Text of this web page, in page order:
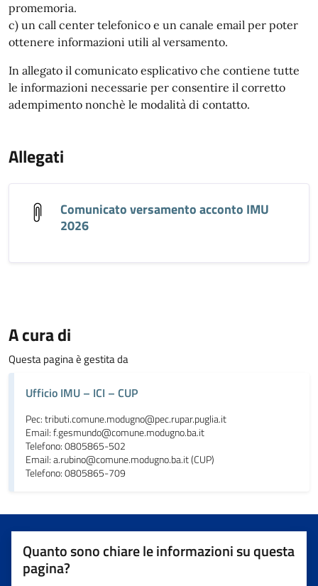
promemoria.
c) un call center telefonico e un canale email per poter
ottenere informazioni utili al versamento.
In allegato il comunicato esplicativo che contiene tutte
le informazioni necessarie per consentire il corretto
adempimento nonchè le modalità di contatto.
Allegati
Comunicato versamento acconto IMU
2026
A cura di
Questa pagina è gestita da
Ufficio IMU – ICI – CUP
Pec: tributi.comune.modugno@pec.rupar.puglia.it
Email: f.gesmundo@comune.modugno.ba.it
Telefono: 0805865-502
Email: a.rubino@comune.modugno.ba.it (CUP)
Telefono: 0805865-709
Quanto sono chiare le informazioni su questa
pagina?